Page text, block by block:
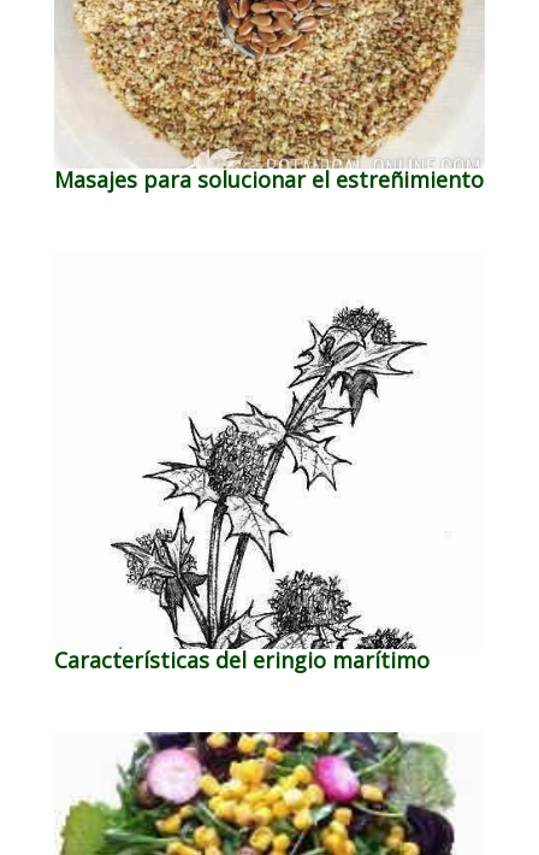
Masajes para solucionar el estreñimiento
Características del eringio marítimo